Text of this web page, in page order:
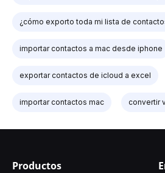
¿cómo exporto toda mi lista de
importar contactos a mac desde iphone
exportar contactos de icloud a excel
importar contactos mac convertir
Productos